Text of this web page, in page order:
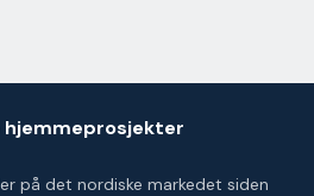
på det nordiske markedet siden